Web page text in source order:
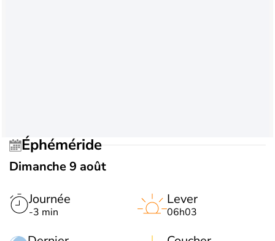
Éphéméride
Dimanche 9 août
Journée
-3 min
Lever
06h03